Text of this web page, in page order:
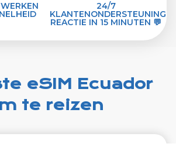
24/7
KLANTENONDERSTEUNING
REACTIE IN 15 MINUTEN 💬
eSIM Ecuador
te reizen